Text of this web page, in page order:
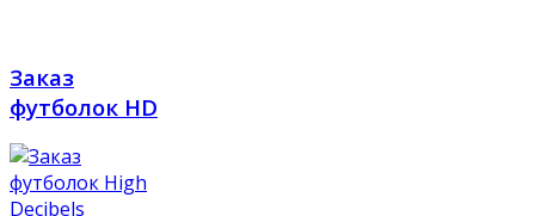
Заказ
футболок HD